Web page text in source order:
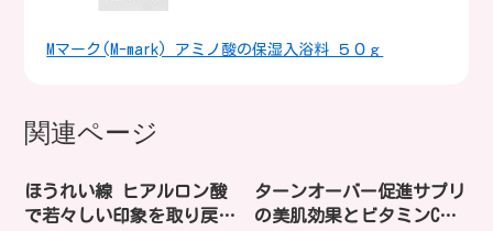
Mマーク(M-mark) アミノ酸の保湿入浴料 ５０ｇ
関連ページ
ほうれい線 ヒアルロン酸
で若々しい印象を取り戻す
ターンオーバー促進サプリ
の美肌効果とビタミンC・